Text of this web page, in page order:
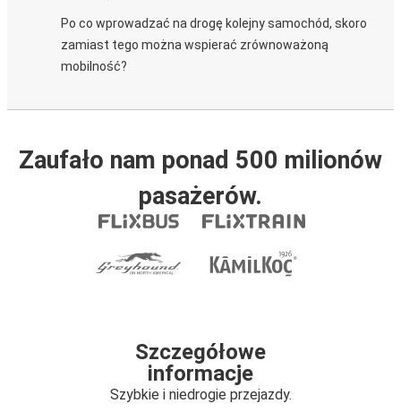
Po co wprowadzać na drogę kolejny samochód, skoro
zamiast tego można wspierać zrównoważoną
mobilność?
Zaufało nam ponad 500 milionów
pasażerów.
Szczegółowe
informacje
Szybkie i niedrogie przejazdy.